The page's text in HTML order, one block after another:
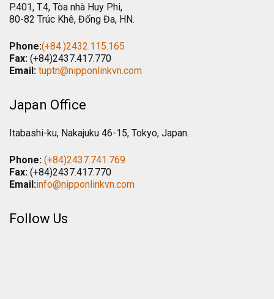
P.401, T.4, Tòa nhà Huy Phi,
80-82 Trúc Khê, Đống Đa, HN.
Phone:(+84.)2432.115.165
Fax: (+84)2437.417.770
Email: tuptn@nipponlinkvn.com
Japan Office
Itabashi-ku, Nakajuku 46-15, Tokyo, Japan.
Phone: (+84)2437.741.769
Fax: (+84)2437.417.770
Email:info@nipponlinkvn.com
Follow Us